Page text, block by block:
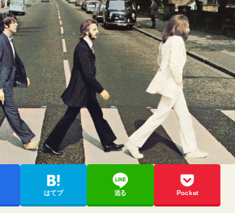
はてブ 送る Pocket